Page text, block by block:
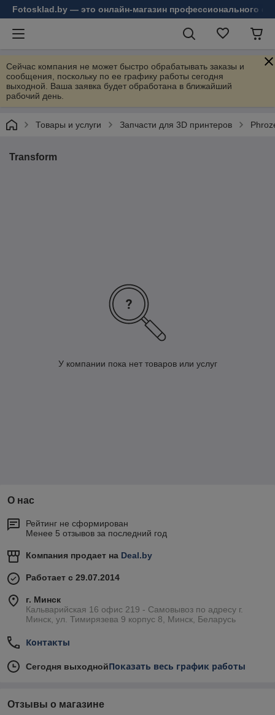
Fotosklad.by — это онлайн-магазин профессионального
Сейчас компания не может быстро обрабатывать заказы и
сообщения, поскольку по ее графику работы сегодня
выходной. Ваша заявка будет обработана в ближайший
рабочий день.
Товары и услуги Запчасти для 3D принтеров
Transform
У компании пока нет товаров или услуг
О нас
Рейтинг не сформирован
Менее 5 отзывов за последний год
Компания продает на Deal.by
Работает с 29.07.2014
г. Минск
Кальварийская 16 офис 219 - Самовывоз по адресу г.
Минск, ул. Тимирязева 9 корпус 8, Минск, Беларусь
Контакты
Сегодня выходнойПоказать весь график работы
Отзывы о магазине